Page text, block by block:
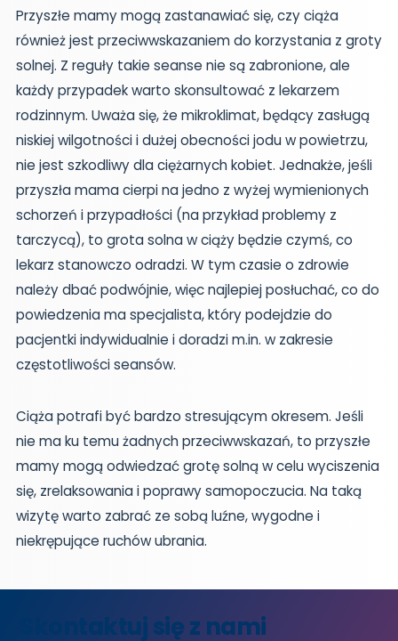
Przyszłe mamy mogą zastanawiać się, czy ciąża
również jest przeciwwskazaniem do korzystania z groty
solnej. Z reguły takie seanse nie są zabronione, ale
każdy przypadek warto skonsultować z lekarzem
rodzinnym. Uważa się, że mikroklimat, będący zasługą
niskiej wilgotności i dużej obecności jodu w powietrzu,
nie jest szkodliwy dla ciężarnych kobiet. Jednakże, jeśli
przyszła mama cierpi na jedno z wyżej wymienionych
schorzeń i przypadłości (na przykład problemy z
tarczycą), to grota solna w ciąży będzie czymś, co
lekarz stanowczo odradzi. W tym czasie o zdrowie
należy dbać podwójnie, więc najlepiej posłuchać, co do
powiedzenia ma specjalista, który podejdzie do
pacjentki indywidualnie i doradzi m.in. w zakresie
częstotliwości seansów.
Ciąża potrafi być bardzo stresującym okresem. Jeśli
nie ma ku temu żadnych przeciwwskazań, to przyszłe
mamy mogą odwiedzać grotę solną w celu wyciszenia
się, zrelaksowania i poprawy samopoczucia. Na taką
wizytę warto zabrać ze sobą luźne, wygodne i
niekrępujące ruchów ubrania.
Skontaktuj się z nami